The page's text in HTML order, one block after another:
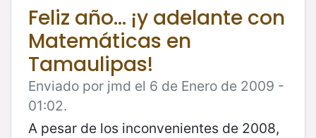
Feliz año... ¡y adelante con
Matemáticas en
Tamaulipas!
Enviado por jmd el 6 de Enero de 2009 -
01:02.
A pesar de los inconvenientes de 2008,